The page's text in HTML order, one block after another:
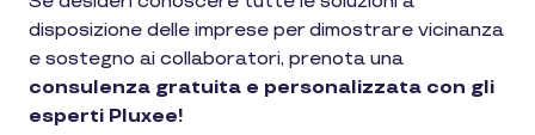
disposizione delle imprese per dimostrare vicinanza
e sostegno ai collaboratori, prenota una
consulenza gratuita e personalizzata con gli
esperti Pluxee!